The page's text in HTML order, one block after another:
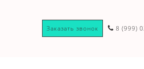
Заказать звонок 8 (999)